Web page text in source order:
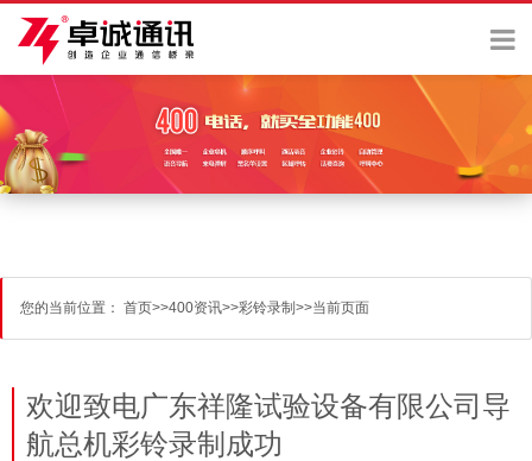
您的当前位置： 首页>>400资讯>>彩铃录制 >>当前页面
欢迎致电广东祥隆试验设备有限公司导
航总机彩铃录制成功